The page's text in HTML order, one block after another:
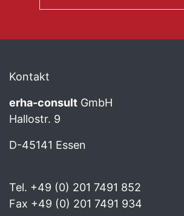
Kontakt
erha-consult GmbH
Hallostr. 9
D-45141 Essen
Tel. +49 (0) 201 7491 852
Fax +49 (0) 201 7491 934